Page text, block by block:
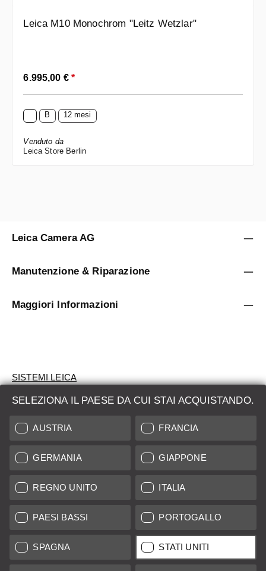
Leica M10 Monochrom "Leitz Wetzlar"
Prezzo normale:
6.995,00 €*
B 12 mesi
Venduto da
Leica Store Berlin
SELEZIONA IL PAESE DA CUI STAI ACQUISTANDO.
AUSTRIA FRANCIA
GERMANIA GIAPPONE
REGNO UNITO ITALIA
PAESI BASSI PORTOGALLO
SPAGNA STATI UNITI
Leica Camera AG
Manutenzione & Riparazione
Maggiori Informazioni
SISTEMI LEICA
VALUTAZIONE
CERCHI UN PRODOTTO?
ASTE
PRODOTTI NUOVI
LEICA STORES
Tutti i prezzi dei fornitori con sede in UE/Regno Unito incl. IVA più